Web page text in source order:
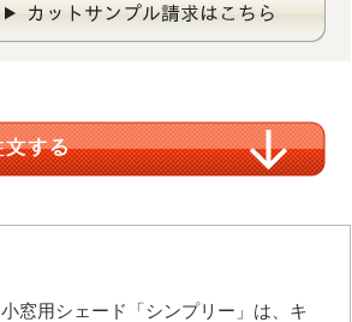
小窓用シェード「シンプリー」は、キ